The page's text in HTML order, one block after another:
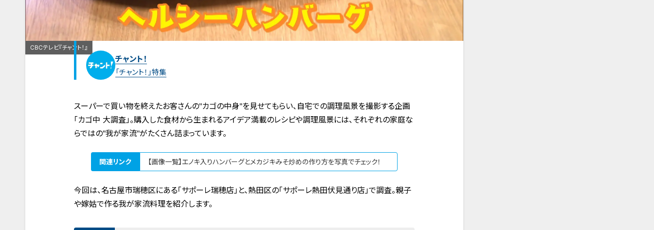
CBCテレビ『チャント！』
チャント！
「チャント！」特集
スーパーで買い物を終えたお客さんの"カゴの中身"を見せてもらい、自宅での調理風景を撮影する企画
「カゴ中 大調査」。購入した食材から生まれるアイデア満載のレシピや調理風景には、それぞれの家庭な
らではの"我が家流"がたくさん詰まっています。
関連リンク 【画像一覧】エノキ入りハンバーグとメカジキみそ炒めの作り方を写真でチェック！
今回は、名古屋市瑞穂区にある「サポーレ瑞穂店」と、熱田区の「サポーレ熱田伏見通り店」で調査。親子
や嫁姑で作る我が家流料理を紹介します。